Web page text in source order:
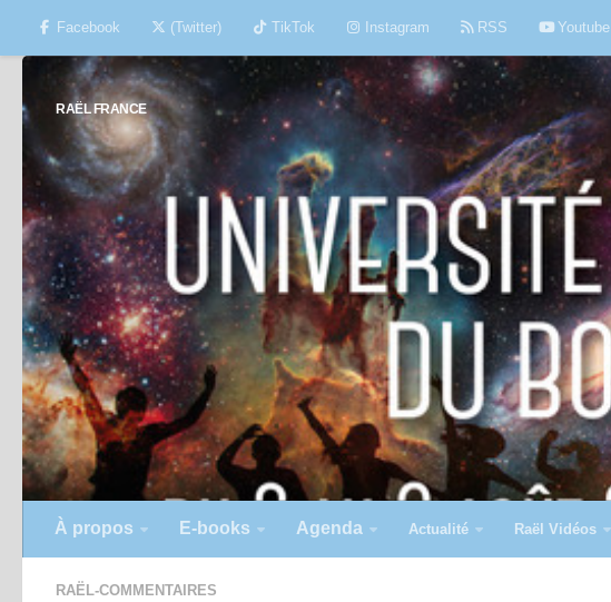
Skip to content
Facebook (Twitter) TikTok Instagram RSS Youtube
RAËL FRANCE
À propos E-books Agenda Actualité Raël Vidéos
RAËL-COMMENTAIRES